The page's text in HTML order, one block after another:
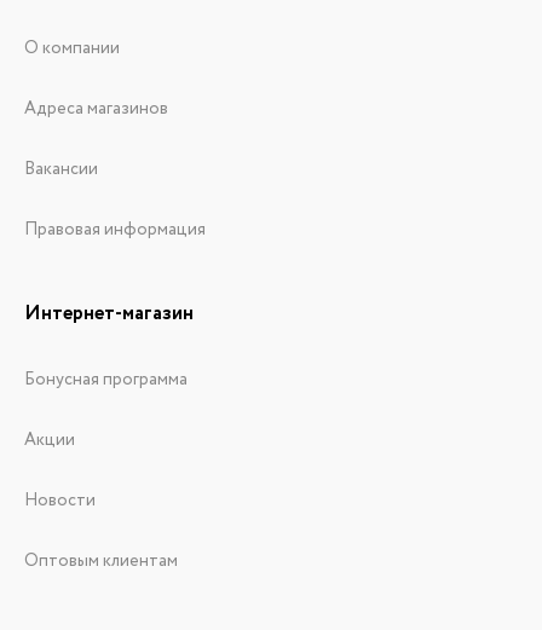
О компании
Адреса магазинов
Вакансии
Правовая информация
Интернет-магазин
Бонусная программа
Акции
Новости
Оптовым клиентам